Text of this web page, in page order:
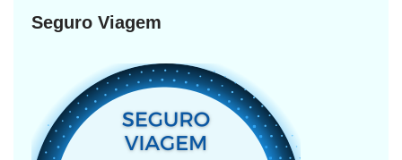
Seguro Viagem